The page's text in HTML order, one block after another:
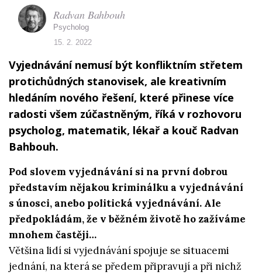
Vyjednávání nemusí být konfliktním střetem
protichůdných stanovisek, ale kreativním
hledáním nového řešení, které přinese více
radosti všem zúčastněným, říká v rozhovoru
psycholog, matematik, lékař a kouč Radvan
Bahbouh.
Pod slovem vyjednávání si na první dobrou
představím nějakou kriminálku a vyjednávání
s únosci, anebo politická vyjednávání. Ale
předpokládám, že v běžném životě ho zažíváme
mnohem častěji…
Většina lidí si vyjednávání spojuje se situacemi
jednání, na která se předem připravují a při nichž
Radvan Bahbouh
Psycholog
15. 2. 2022